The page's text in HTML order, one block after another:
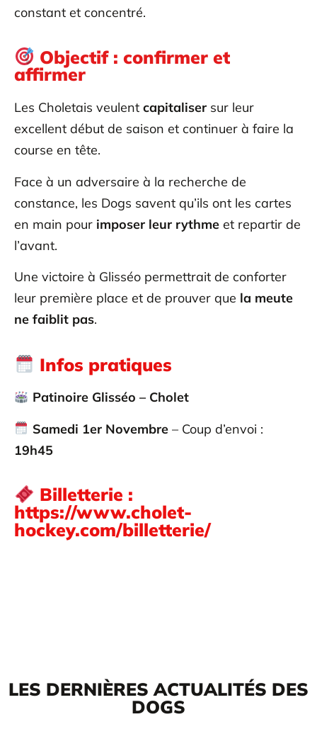
constant et concentré.
Objectif : confirmer et
affirmer
Les Choletais veulent capitaliser sur leur
excellent début de saison et continuer à faire la
course en tête.
Face à un adversaire à la recherche de
constance, les Dogs savent qu’ils ont les cartes
en main pour imposer leur rythme et repartir de
l’avant.
Une victoire à Glisséo permettrait de conforter
leur première place et de prouver que la meute
ne faiblit pas.
Infos pratiques
Patinoire Glisséo – Cholet
Samedi 1er Novembre – Coup d’envoi :
19h45
Billetterie :
https://www.cholet-
hockey.com/billetterie/
LES DERNIÈRES ACTUALITÉS DES
DOGS